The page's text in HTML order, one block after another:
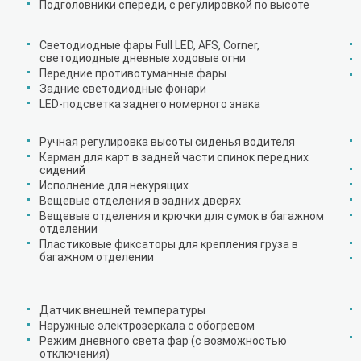
Подголовники спереди, с регулировкой по высоте
Светодиодные фары Full LED, AFS, Corner,
светодиодные дневные ходовые огни
Передние противотуманные фары
Задние светодиодные фонари
LED-подсветка заднего номерного знака
Ручная регулировка высоты сиденья водителя
Карман для карт в задней части спинок передних
сидений
Исполнение для некурящих
Вещевые отделения в задних дверях
Вещевые отделения и крючки для сумок в багажном
отделении
Пластиковые фиксаторы для крепления груза в
багажном отделении
Датчик внешней температуры
Наружные электрозеркала с обогревом
Режим дневного света фар (с возможностью
отключения)